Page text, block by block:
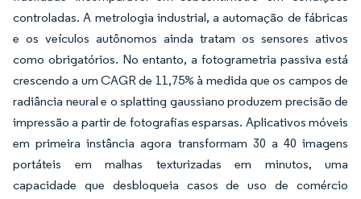
controladas. A metrologia industrial, a automação de fábricas
e os veículos autônomos ainda tratam os sensores ativos
como obrigatórios. No entanto, a fotogrametria passiva está
crescendo a um CAGR de 11,75% à medida que os campos de
radiância neural e o splatting gaussiano produzem precisão de
impressão a partir de fotografias esparsas. Aplicativos móveis
em primeira instância agora transformam 30 a 40 imagens
portáteis em malhas texturizadas em minutos, uma
capacidade que desbloqueia casos de uso de comércio